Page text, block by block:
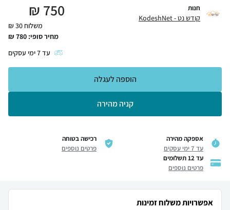
חנות
קודש נט - KodeshNet 750
₪
משלוח 30 ₪
מחיר סופי: 780
₪
עד7ימי עסקים
קניה מהירה
הוספה לעגלה
אספקה מהירה
עד 7 ימי עסקים
רכישה בטוחה
פרטים נוספים
עד 12 תשלומים
פרטים נוספים
אפשרויות משלוח זמינות